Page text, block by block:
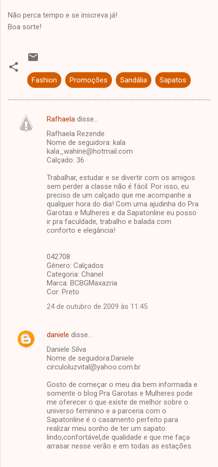
Não perca tempo e se inscreva já!
Boa sorte!
Fashion Promoções Sandália Sapatos
C
Rafhaela disse…
Rafhaela Rezende
Nome de seguidora: kala
kala_wahine@hotmail.com
Calçado: 36
Trabalhar, estudar e se divertir com os amigos
sem perder a classe não é fácil. Por isso, eu
preciso de um calçado que me acompanhe a
qualquer hora do dia! Com uma ajudinha do Pra
Garotas e Mulheres e da Sapatonline eu posso
ir pra faculdade, trabalho e balada com
conforto e elegância!
042708
Gênero: Calçados
Categoria: Chanel
Marca: BCBGMaxazria
Cor: Preto
24 de outubro de 2009 às 11:45
daniele disse…
Daniele Silva
Nome de seguidora:Daniele
circuloluzvital@yahoo.com.br
Gosto de começar o meu dia bem informada e
somente o blog Pra Garotas e Mulheres pode
me oferecer o que existe de melhor sobre o
universo feminino e a parceria com o
Sapatonline é o casamento perfeito para
realizar meu sonho de ter um sapato
lindo,confortável,de qualidade e que me faça
arrasar nesse verão e em todas as estações.